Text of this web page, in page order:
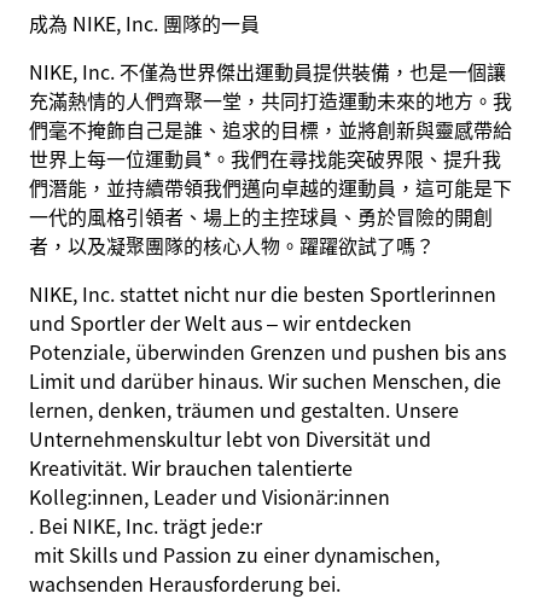
成為 NIKE, Inc. 團隊的一員
NIKE, Inc. 不僅為世界傑出運動員提供裝備，也是一個讓
充滿熱情的人們齊聚一堂，共同打造運動未來的地方。我
們毫不掩飾自己是誰、追求的目標，並將創新與靈感帶給
世界上每一位運動員*。我們在尋找能突破界限、提升我
們潛能，並持續帶領我們邁向卓越的運動員，這可能是下
一代的風格引領者、場上的主控球員、勇於冒險的開創
者，以及凝聚團隊的核心人物。躍躍欲試了嗎？
NIKE, Inc. stattet nicht nur die besten Sportlerinnen
und Sportler der Welt aus – wir entdecken
Potenziale, überwinden Grenzen und pushen bis ans
Limit und darüber hinaus. Wir suchen Menschen, die
lernen, denken, träumen und gestalten. Unsere
Unternehmenskultur lebt von Diversität und
Kreativität. Wir brauchen talentierte
Kolleg:innen, Leader und Visionär:innen
. Bei NIKE, Inc. trägt jede:r
mit Skills und Passion zu einer dynamischen,
wachsenden Herausforderung bei.